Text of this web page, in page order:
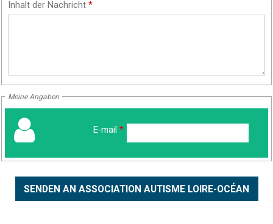
Inhalt der Nachricht*
Meine Angaben
E-mail *